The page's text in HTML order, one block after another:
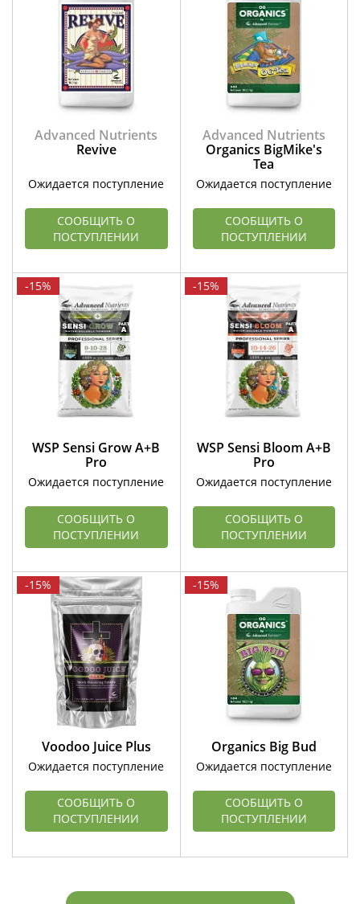
Advanced Nutrients
Revive
Ожидается поступление
СООБЩИТЬ О
ПОСТУПЛЕНИИ
Advanced Nutrients
Organics BigMike's
Tea
Ожидается поступление
СООБЩИТЬ О
ПОСТУПЛЕНИИ
-15%
WSP Sensi Grow A+B
Pro
Ожидается поступление
СООБЩИТЬ О
ПОСТУПЛЕНИИ
-15%
WSP Sensi Bloom A+B
Pro
Ожидается поступление
СООБЩИТЬ О
ПОСТУПЛЕНИИ
-15%
Voodoo Juice Plus
Ожидается поступление
СООБЩИТЬ О
ПОСТУПЛЕНИИ
-15%
Organics Big Bud
Ожидается поступление
СООБЩИТЬ О
ПОСТУПЛЕНИИ